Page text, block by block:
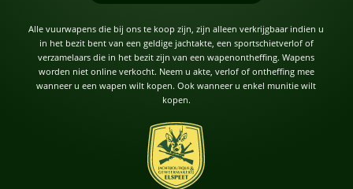
Alle vuurwapens die bij ons te koop zijn, zijn alleen verkrijgbaar indien u
in het bezit bent van een geldige jachtakte, een sportschietverlof of
verzamelaars die in het bezit zijn van een wapenontheffing. Wapens
worden niet online verkocht. Neem u akte, verlof of ontheffing mee
wanneer u een wapen wilt kopen. Ook wanneer u enkel munitie wilt
kopen.